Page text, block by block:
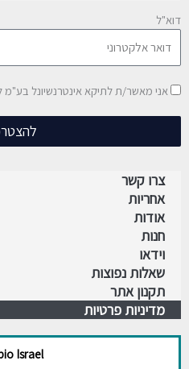
דוא"ל
אני מאשר/ת לתיקא אינטרנשיונל בע"מ
צרו קשר
אחריות
אודות
חנות
וידאו
שאלות נפוצות
תקנון אתר
מדיניות פרטיות
Israel